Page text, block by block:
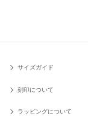
サイズガイド
刻印について
ラッピングについて